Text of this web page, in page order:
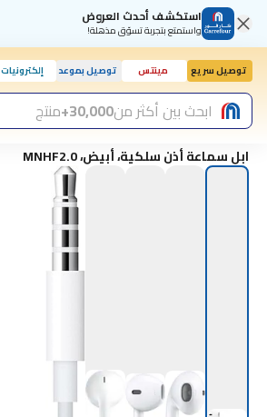
استكشف أحدث العروض
واستمتع بتجربة تسوّق مذهلة!
توصيل سريع مينتس توصيل بموعد إلكترونيات
اليوم, 10:00 صابحث بين أكثر من30,000+ منتج
ابل سماعة أذن سلكية، أبيض، MNHF2.0